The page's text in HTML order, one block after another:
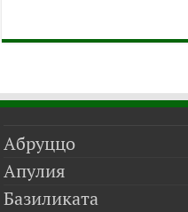
Абруццо
Апулия
Базиликата